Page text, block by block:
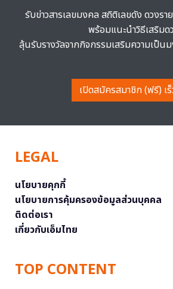
รับข่าวสารเลขมงคล สถิติเลขดัง ดวงรา
พร้อมแนะนำวิธีเสริมด
ลุ้นรับรางวัลจากกิจกรรมเสริมความเป็น
เปิดสมัครสมาชิก (ฟรี) เ
LEGAL
นโยบายคุกกี้
นโยบายการคุ้มครองข้อมูลส่วนบุคคล
ติดต่อเรา
เกี่ยวกับเอ็มไทย
TOP CONTENT